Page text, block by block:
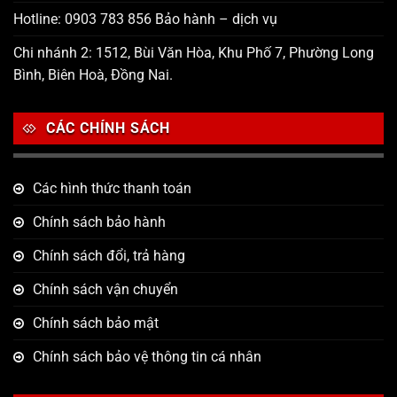
Hotline: 0903 783 856 Bảo hành – dịch vụ
Chi nhánh 2: 1512, Bùi Văn Hòa, Khu Phố 7, Phường Long
Bình, Biên Hoà, Đồng Nai.
CÁC CHÍNH SÁCH
Các hình thức thanh toán
Chính sách bảo hành
Chính sách đổi, trả hàng
Chính sách vận chuyển
Chính sách bảo mật
Chính sách bảo vệ thông tin cá nhân